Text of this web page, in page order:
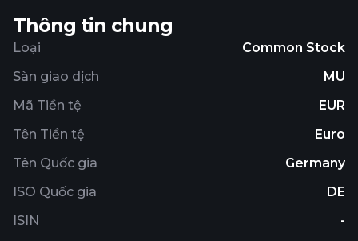
Thông tin chung
Loại
Common Stock
Sàn giao dịch
MU
Mã Tiền tệ
EUR
Tên Tiền tệ
Euro
Tên Quốc gia
Germany
ISO Quốc gia
DE
ISIN
-